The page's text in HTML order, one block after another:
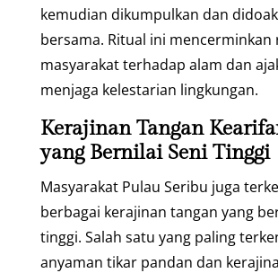
kemudian dikumpulkan dan
bersama. Ritual ini
masyarakat terhadap alam dan
menjaga kelestarian lingkungan.
Kerajinan Tangan
yang Bernilai Seni Tinggi
Masyarakat Pulau Seribu juga
berbagai kerajinan tangan yang
tinggi. Salah satu yang paling
anyaman tikar pandan dan